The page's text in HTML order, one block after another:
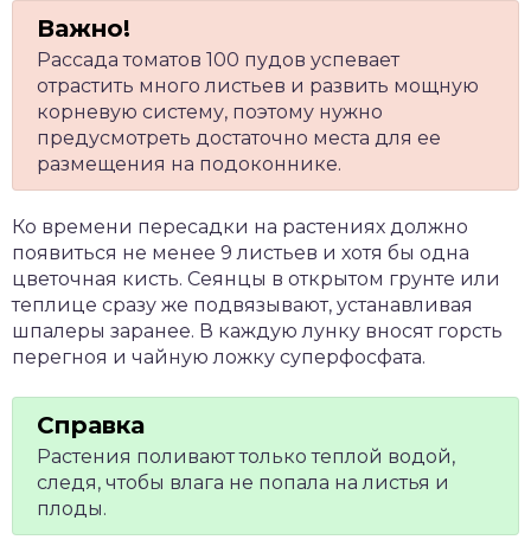
Рассада томатов 100 пудов успевает
отрастить много листьев и развить мощную
корневую систему, поэтому нужно
предусмотреть достаточно места для ее
размещения на подоконнике.
Ко времени пересадки на растениях должно
появиться не менее 9 листьев и хотя бы одна
цветочная кисть. Сеянцы в открытом грунте или
теплице сразу же подвязывают, устанавливая
шпалеры заранее. В каждую лунку вносят горсть
перегноя и чайную ложку суперфосфата.
Растения поливают только теплой водой,
следя, чтобы влага не попала на листья и
плоды.